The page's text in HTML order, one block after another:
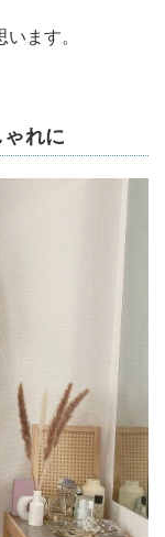
ます。
れに